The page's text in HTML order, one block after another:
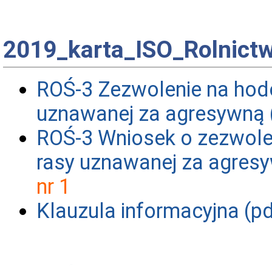
ROŚ-3 Zezwolenie na
uznawanej za
ROŚ-3 Wniosek o
rasy uznawanej za
nr 1
Klauzula informacyjna